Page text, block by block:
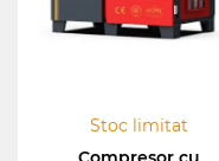
Stoc limitat